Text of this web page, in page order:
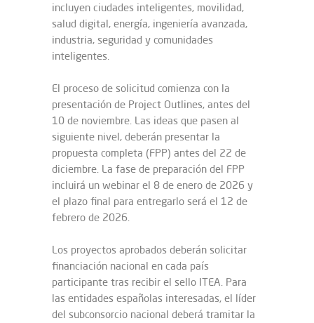
incluyen ciudades inteligentes, movilidad,
salud digital, energía, ingeniería avanzada,
industria, seguridad y comunidades
inteligentes.
El proceso de solicitud comienza con la
presentación de Project Outlines, antes del
10 de noviembre. Las ideas que pasen al
siguiente nivel, deberán presentar la
propuesta completa (FPP) antes del 22 de
diciembre. La fase de preparación del FPP
incluirá un webinar el 8 de enero de 2026 y
el plazo final para entregarlo será el 12 de
febrero de 2026.
Los proyectos aprobados deberán solicitar
financiación nacional en cada país
participante tras recibir el sello ITEA. Para
las entidades españolas interesadas, el líder
del subconsorcio nacional deberá tramitar la